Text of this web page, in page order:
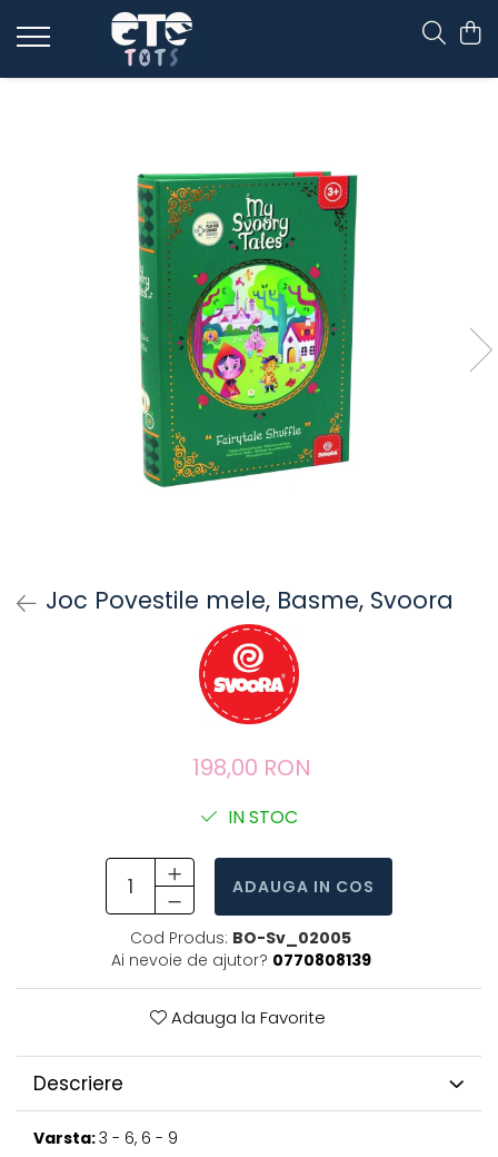
CĂRUCIOARE & SCAUNE AUTO
cărucioare U-GROW
scaune auto pentru avion
accesorii cărucioare
accesorii scaun auto
accesorii scaun avion
Joc Povestile mele, Basme, Svoora
198,00 RON
IN STOC
ADAUGA IN COS
Cod Produs: BO-Sv_02005
Ai nevoie de ajutor? 0770808139
Adauga la Favorite
Descriere
Varsta:3 - 6, 6 - 9